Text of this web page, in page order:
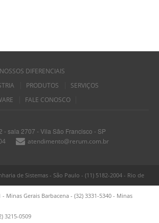
NOSSOS DIFERENCIAIS
PRODUTOS
SERVIÇOS
FALE CONOSCO
- sala 2707 - Vila São Francisco - SP
atendimento@rerum.com.br
de Sistemas - São Paulo - (11) 5182-2004 - Rio de
- Minas Gerais Barbacena - (32) 3331-5340 - Minas
3215-0509